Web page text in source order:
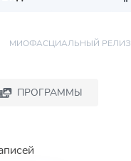
МИОФАСЦИАЛЬНЫЙ РЕЛИЗ
ПРОГРАММЫ